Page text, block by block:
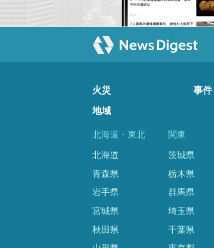
火災 事件
地域
北海道・東北
北海道
青森県
岩手県
宮城県
秋田県
関東
茨城県
栃木県
群馬県
埼玉県
千葉県